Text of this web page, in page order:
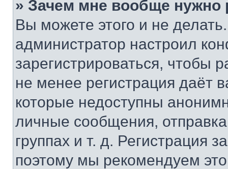
» Зачем мне вообще нужно
Вы можете этого и не
администратор настроил
зарегистрироваться, чтобы
не менее регистрация даёт
которые недоступны
личные сообщения,
группах и т. д. Регистрация
поэтому мы рекомендуем